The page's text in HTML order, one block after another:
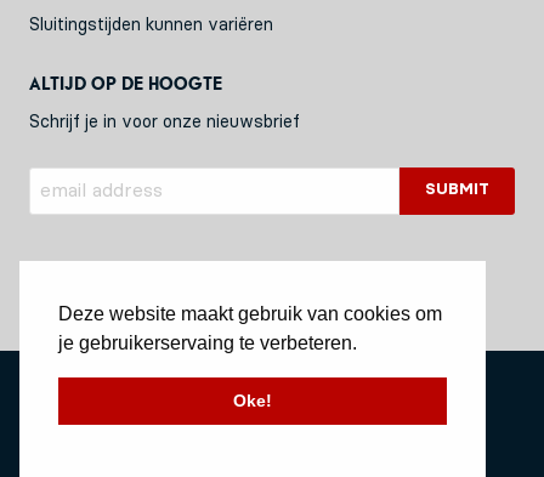
Deze website maakt gebruik van cookies om
je gebruikerservaing te verbeteren.
Oke!
Sluitingstijden kunnen variëren
Altijd op de hoogte
Schrijf je in voor onze nieuwsbrief